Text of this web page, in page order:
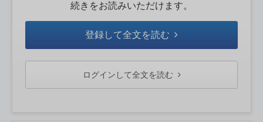
続きをお読みいただけます。
登録して全文を読む
ログインして全文を読む